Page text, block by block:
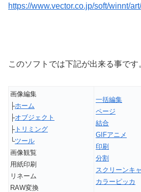
https://www.vector.co.jp/soft/winnt/
このソフトでは下記が出来る事です
画像編集
├ホーム
├オブジェクト
├トリミング
└ツール
画像観覧
用紙印刷
リネーム
RAW変換
一括編集
ページ
結合
GIFアニメ
印刷
分割
スクリーンキ
カラーピッカ